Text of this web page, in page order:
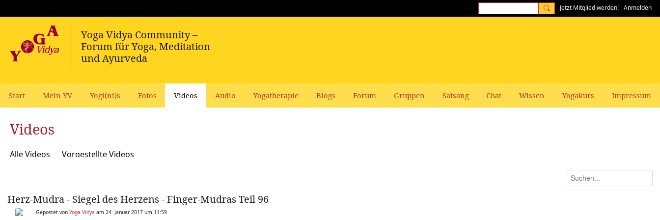
Jetzt Mitglied werden! Anmelden
Start Mein YV Yogi(ni)s Fotos Videos Audio Yogatherapie Blogs Forum Gruppen Satsang Chat Wissen Yogakurs Impressum
Videos
Alle Videos Vorgestellte Videos
Herz-Mudra - Siegel des Herzens - Finger-Mudras Teil 96
Gepostet von Yoga Vidya am 24. Januar 2017 um 11:59